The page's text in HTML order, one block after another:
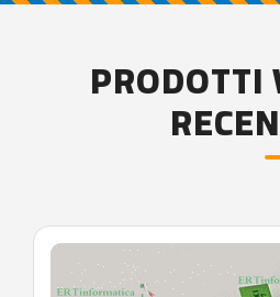
PRODOTTI
'.'